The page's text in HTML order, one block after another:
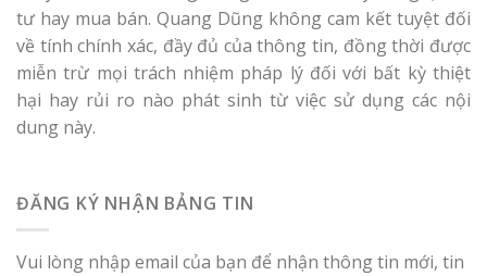
tư hay mua bán. Quang Dũng không cam kết tuyệt đối
về tính chính xác, đầy đủ của thông tin, đồng thời được
miễn trừ mọi trách nhiệm pháp lý đối với bất kỳ thiệt
hại hay rủi ro nào phát sinh từ việc sử dụng các nội
dung này.
ĐĂNG KÝ NHẬN BẢNG TIN
Vui lòng nhập email của bạn để nhận thông tin mới, tin